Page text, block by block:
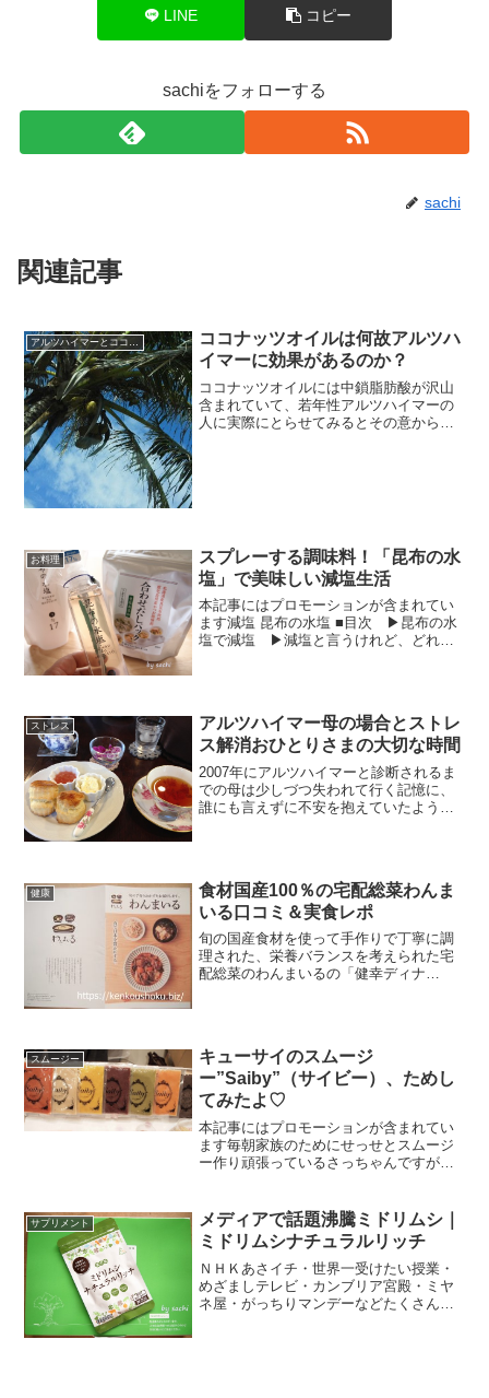
LINE コピー
sachiをフォローする
sachi
関連記事
ココナッツオイルは何故アルツハ
イマーに効果があるのか？
ココナッツオイルには中鎖脂肪酸が沢山
含まれていて、若年性アルツハイマーの
人に実際にとらせてみるとその意から認
お料理
スプレーする調味料！「昆布の水
塩」で美味しい減塩生活
本記事にはプロモーションが含まれてい
ます減塩 昆布の水塩 ■目次 ▶昆布の水
塩で減塩 ▶減塩と言うけれど、どれぐ
の水塩は、塩分濃度１５...
ストレス
アルツハイマー母の場合とストレ
ス解消おひとりさまの大切な時間
2007年にアルツハイマーと診断されるま
での母は少しづつ失われて行く記憶に、
誰にも言えずに不安を抱えていたように
かけてきたり、その...
健康
食材国産100％の宅配総菜わんま
いる口コミ＆実食レポ
旬の国産食材を使って手作りで丁寧に調
理された、栄養バランスを考えられた宅
配総菜のわんまいるの「健幸ディナ
スムージー
キューサイのスムージ
ー”Saiby”（サイビー）、ためし
てみたよ♡
本記事にはプロモーションが含まれてい
ます毎朝家族のためにせっせとスムージ
ー作り頑張っているさっちゃんですが、
さみました。毎朝、いろいろなお野菜で
スムージーいろいろなお野...
サプリメント
メディアで話題沸騰ミドリムシ｜
ミドリムシナチュラルリッチ
ＮＨＫあさイチ・世界一受けたい授業・
めざましテレビ・カンブリア宮殿・ミヤ
ネ屋・がっちりマンデーなどたくさんの